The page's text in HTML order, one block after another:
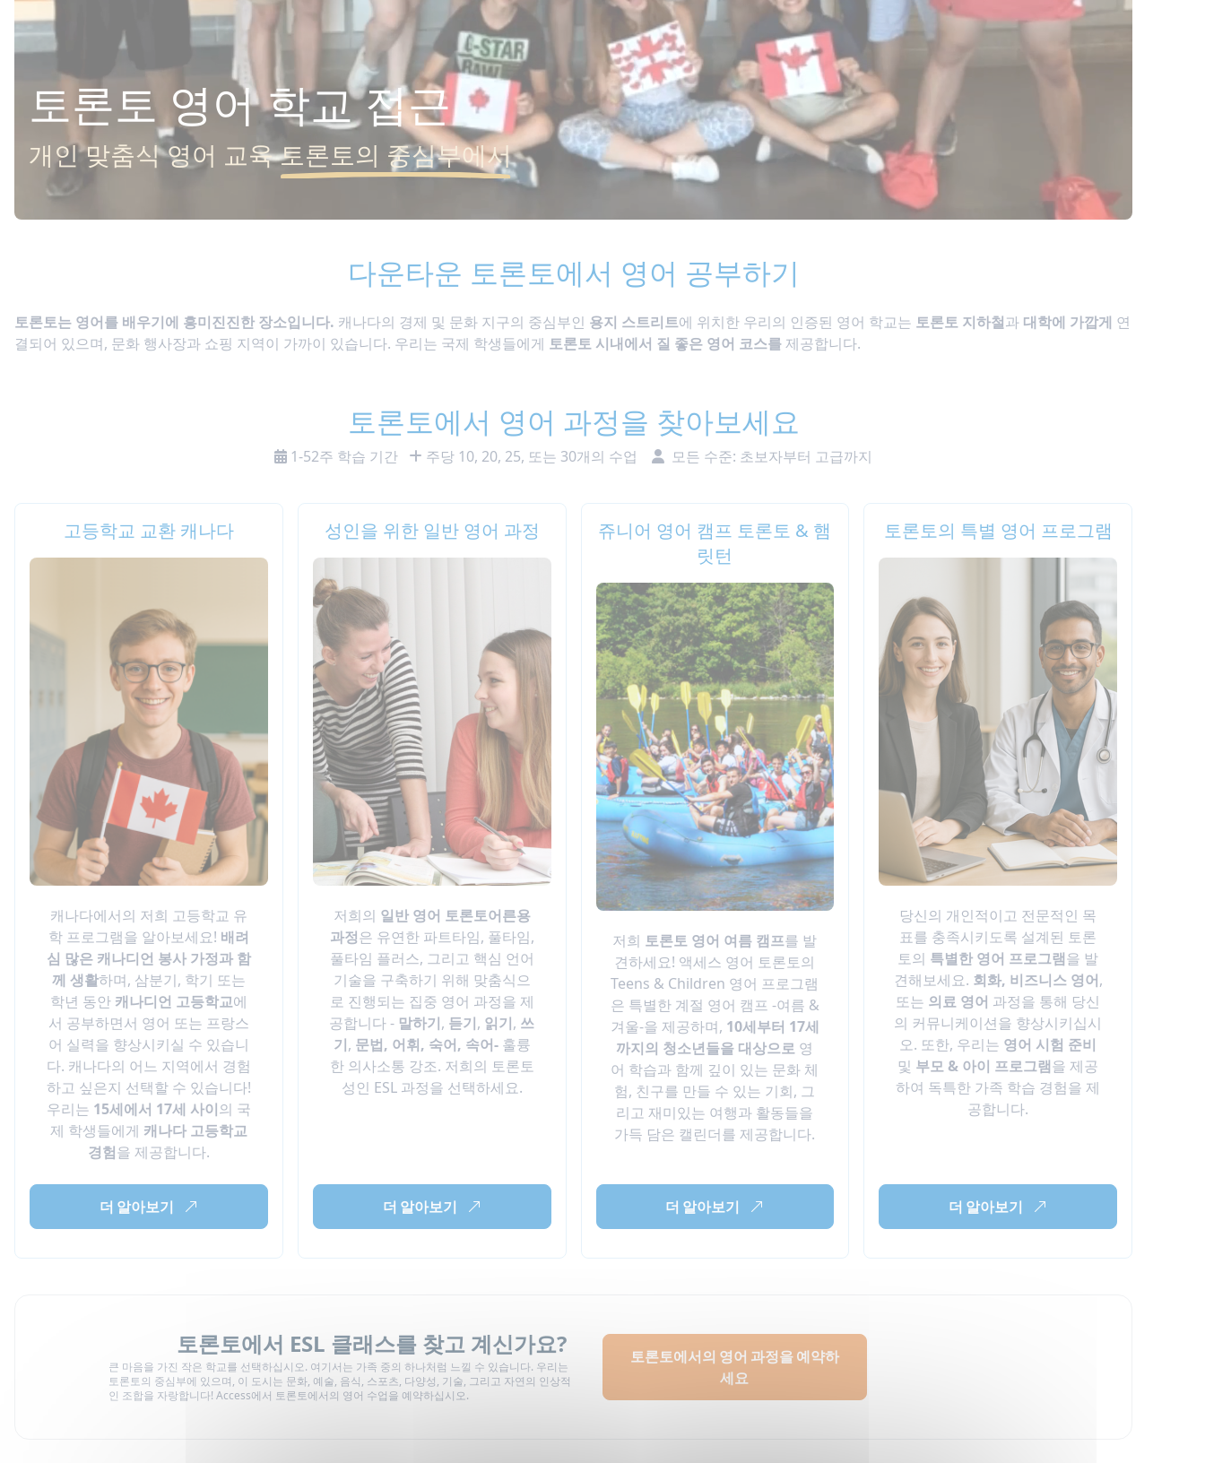
토론토 영어 학교 접근
개인 맞춤식 영어 교육토론토의 중심부에서
다운타운 토론토에서 영어 공부하기
토론토는 영어를 배우기에 흥미진진한 장소입니다. 캐나다의 경제 및 문화 지구의 중심부인 용지 스트리트에 위치한 우리의 인증된 영어 학교는 토론토 지하철과 대학에 가깝게 연
결되어 있으며, 문화 행사장과 쇼핑 지역이 가까이 있습니다. 우리는 국제 학생들에게 토론토 시내에서 질 좋은 영어 코스를제공합니다.
토론토에서 영어 과정을 찾아보세요
1-52주 학습 기간 주당 10, 20, 25, 또는 30개의 수업 모든 수준: 초보자부터 고급까지
고등학교 교환 캐나다
캐나다에서의 저희 고등학교 유
학 프로그램을 알아보세요! 배려
심 많은 캐나디언 봉사 가정과 함
께 생활하며, 삼분기, 학기 또는
학년 동안 캐나디언 고등학교에
서 공부하면서 영어 또는 프랑스
어 실력을 향상시키실 수 있습니
다. 캐나다의 어느 지역에서 경험
하고 싶은지 선택할 수 있습니다!
우리는 15세에서 17세 사이의 국
제 학생들에게 캐나다 고등학교
경험을 제공합니다.
더 알아보기
성인을 위한 일반 영어 과정
저희의 일반 영어 토론토어른용
과정은 유연한 파트타임, 풀타임,
풀타임 플러스, 그리고 핵심 언어
기술을 구축하기 위해 맞춤식으
로 진행되는 집중 영어 과정을 제
공합니다 - 말하기, 듣기, 읽기, 쓰
기, 문법, 어휘, 숙어, 속어-훌륭
한 의사소통 강조. 저희의 토론토
성인 ESL 과정을 선택하세요.
더 알아보기
쥬니어 영어 캠프 토론토 & 햄
릿턴
저희 토론토 영어 여름 캠프를 발
견하세요! 액세스 영어 토론토의
Teens & Children 영어 프로그램
은 특별한 계절 영어 캠프 -여름 &
겨울-을 제공하며, 10세부터 17세
까지의 청소년들을 대상으로 영
어 학습과 함께 깊이 있는 문화 체
험, 친구를 만들 수 있는 기회, 그
리고 재미있는 여행과 활동들을
가득 담은 캘린더를 제공합니다.
더 알아보기
토론토의 특별 영어 프로그램
당신의 개인적이고 전문적인 목
표를 충족시키도록 설계된 토론
토의 특별한 영어 프로그램을 발
견해보세요. 회화, 비즈니스 영어,
또는 의료 영어 과정을 통해 당신
의 커뮤니케이션을 향상시키십시
오. 또한, 우리는 영어 시험 준비
및 부모 & 아이 프로그램을 제공
하여 독특한 가족 학습 경험을 제
공합니다.
더 알아보기
토론토에서 ESL 클래스를 찾고 계신가요?
큰 마음을 가진 작은 학교를 선택하십시오. 여기서는 가족 중의 하나처럼 느낄 수 있습니다. 우리는
토론토의 중심부에 있으며, 이 도시는 문화, 예술, 음식, 스포츠, 다양성, 기술, 그리고 자연의 인상적
인 조합을 자랑합니다! Access에서 토론토에서의 영어 수업을 예약하십시오.
토론토에서의 영어 과정을 예약하
세요